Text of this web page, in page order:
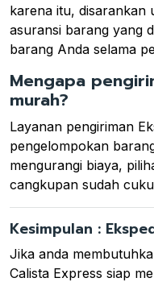
karena itu, disarankan
asuransi barang yang
barang Anda selama
Mengapa
murah?
Layanan pengiriman
pengelompokan
mengurangi biaya,
cangkupan sudah
Kesimpulan :
Jika anda
Calista Express siap